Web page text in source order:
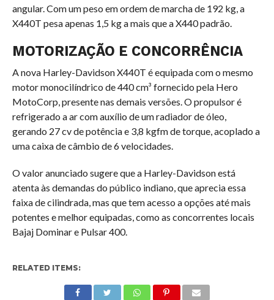
angular. Com um peso em ordem de marcha de 192 kg, a
X440T pesa apenas 1,5 kg a mais que a X440 padrão.
MOTORIZAÇÃO E CONCORRÊNCIA
A nova Harley-Davidson X440T é equipada com o mesmo
motor monocilíndrico de 440 cm³ fornecido pela Hero
MotoCorp, presente nas demais versões. O propulsor é
refrigerado a ar com auxílio de um radiador de óleo,
gerando 27 cv de potência e 3,8 kgfm de torque, acoplado a
uma caixa de câmbio de 6 velocidades.
O valor anunciado sugere que a Harley-Davidson está
atenta às demandas do público indiano, que aprecia essa
faixa de cilindrada, mas que tem acesso a opções até mais
potentes e melhor equipadas, como as concorrentes locais
Bajaj Dominar e Pulsar 400.
RELATED ITEMS: